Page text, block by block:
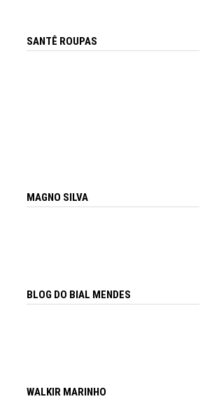
SANTÊ ROUPAS
MAGNO SILVA
BLOG DO BIAL MENDES
WALKIR MARINHO